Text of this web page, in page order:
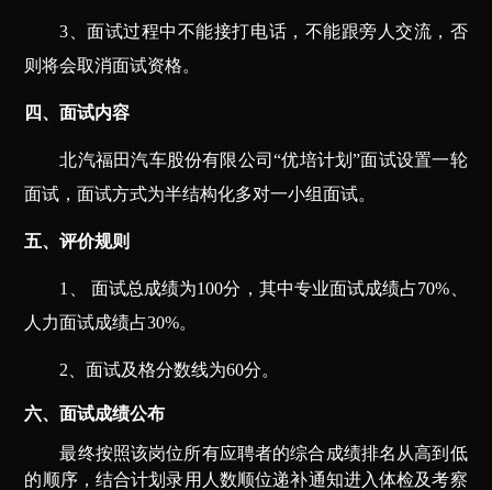
3 、面试过程中不能接打电话，不能跟旁人交流，否
则将会取消面试资格。
四、面试内容
北汽福田汽车股份有限公司“优培计划”面试设置一轮
面试，面试方式为半结构化多对一小组面试。
五、评价规则
1
、 面试总成绩为100分，其中专业面试成绩占70%、
人力面试成绩占30%。
2 、面试及格分数线为60分。
六、面试成绩公布
最终按照该岗位所有应聘者的综合成绩排名从高到低
的顺序，结合计划录用人数顺位递补通知进入体检及考察